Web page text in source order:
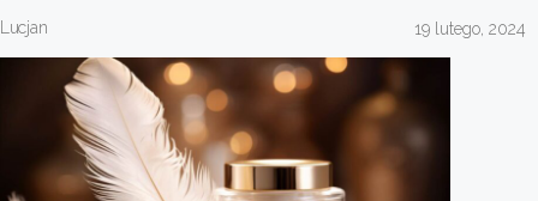
Lucjan 19 lutego, 2024